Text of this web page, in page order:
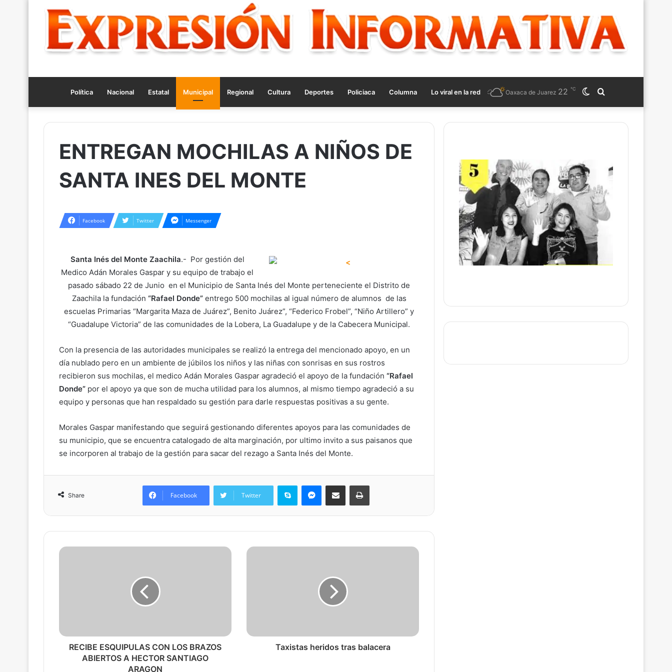
Política Nacional Estatal Municipal Regional Cultura Deportes Policiaca Columna Lo viral en la red Search
for
Switch
skin
Oaxaca de Juarez 22 ℃
ENTREGAN MOCHILAS A NIÑOS DE
SANTA INES DEL MONTE
Facebook Twitter Messenger
Santa Inés del Monte Zaachila.- Por gestión del
Medico Adán Morales Gaspar y su equipo de trabajo el
pasado sábado 22 de Junio en el Municipio de Santa Inés del Monte perteneciente el Distrito de
Zaachila la fundación “Rafael Donde”entrego 500 mochilas al igual número de alumnos de las
escuelas Primarias “Margarita Maza de Juárez”, Benito Juárez”, “Federico Frobel”, “Niño Artillero” y
“Guadalupe Victoria” de las comunidades de la Lobera, La Guadalupe y de la Cabecera Municipal.
Con la presencia de las autoridades municipales se realizó la entrega del mencionado apoyo, en un
día nublado pero en un ambiente de júbilos los niños y las niñas con sonrisas en sus rostros
recibieron sus mochilas, el medico Adán Morales Gaspar agradeció el apoyo de la fundación “Rafael
Donde” por el apoyo ya que son de mucha utilidad para los alumnos, al mismo tiempo agradeció a su
equipo y personas que han respaldado su gestión para darle respuestas positivas a su gente.
Morales Gaspar manifestando que seguirá gestionando diferentes apoyos para las comunidades de
su municipio, que se encuentra catalogado de alta marginación, por ultimo invito a sus paisanos que
se incorporen al trabajo de la gestión para sacar del rezago a Santa Inés del Monte.
Share Facebook Twitter
Skype Messenger
Share via Email Print
RECIBE ESQUIPULAS CON LOS BRAZOS
ABIERTOS A HECTOR SANTIAGO
ARAGON
Taxistas heridos tras balacera